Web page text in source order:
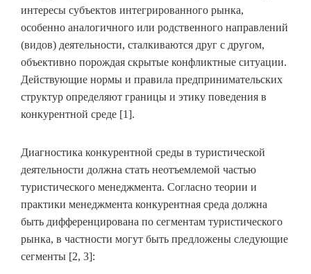
интересы субъектов интегрированного рынка,
особенно аналогичного или родственного направлений
(видов) деятельности, сталкиваются друг с другом,
объективно порождая скрытые конфликтные ситуации.
Действующие нормы и правила предпринимательских
структур определяют границы и этику поведения в
конкурентной среде [1].
Диагностика конкурентной среды в туристической
деятельности должна стать неотъемлемой частью
туристического менеджмента. Согласно теории и
практики менеджмента конкурентная среда должна
быть дифференцирована по сегментам туристического
рынка, в частности могут быть предложены следующие
сегменты [2, 3]: